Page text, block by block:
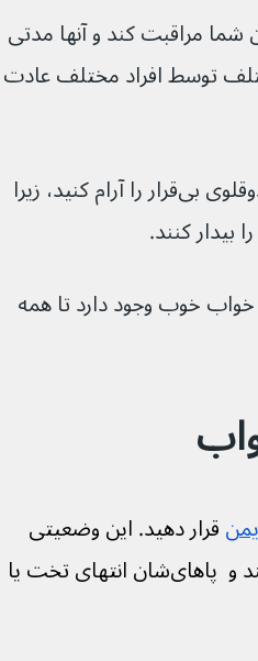
از نوزادان شما مراقبت کند و آنها مدتی
توسط افراد مختلف عادت
ممکن است بخواهید سریع‌تر یک دوقلوی بی‌قرار را آرام کنید، زیرا
بیدار کنند.
خواب خوب وجود دارد تا همه
قرار دهید. این وضعیتی
است که نوزادان به پشت می‌خوابند و  پاهای‌شان انتهای تخت یا